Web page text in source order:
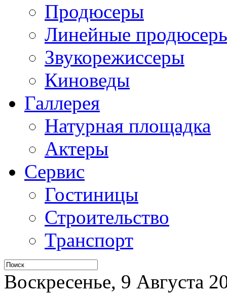
Продюсеры
Линейные
Звукорежиссеры
Киноведы
Галлерея
Натурная площадка
Актеры
Сервис
Гостиницы
Строительство
Транспорт
Воскресенье, 9 Августа